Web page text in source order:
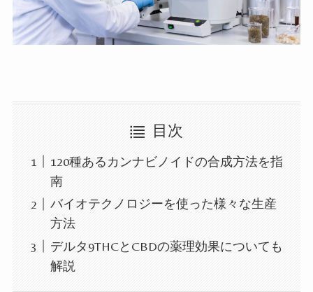
目次
120種あるカンナビノイドの合成方法を指
南
バイオテクノロジーを使った様々な生産
方法
デルタ9THCとCBDの薬理効果についても
解説